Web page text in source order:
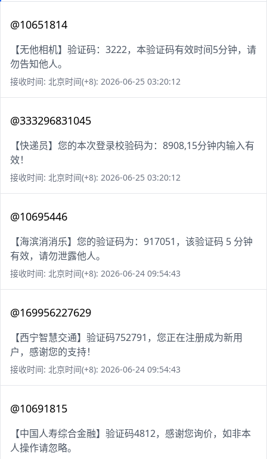
@10651814
【无他相机】验证码：3222，本验证码有效时间5分钟，请
勿告知他人。
接收时间: 北京时间(+8): 2026-06-25 03:20:12
@333296831045
【快递员】您的本次登录校验码为：8908,15分钟内输入有
效！
接收时间: 北京时间(+8): 2026-06-25 03:20:12
@10695446
【海滨消消乐】您的验证码为：917051，该验证码 5 分钟
有效，请勿泄露他人。
接收时间: 北京时间(+8): 2026-06-24 09:54:43
@169956227629
【西宁智慧交通】验证码752791，您正在注册成为新用
户，感谢您的支持！
接收时间: 北京时间(+8): 2026-06-24 09:54:43
@10691815
【中国人寿综合金融】验证码4812，感谢您询价，如非本
人操作请忽略。